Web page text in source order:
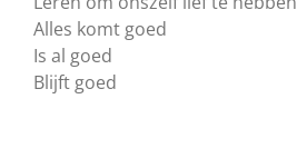
Alles komt goed
Is al goed
Blijft goed